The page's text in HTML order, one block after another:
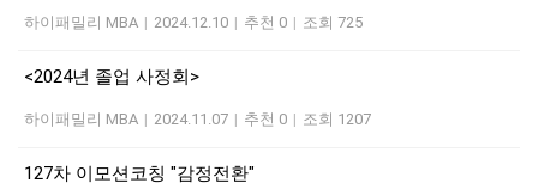
하이패밀리 MBA | 2024.12.10 | 추천 0 | 조회 725
<2024년 졸업 사정회>
하이패밀리 MBA | 2024.11.07 | 추천 0 | 조회 1207
127차 이모션코칭 "감정전환"